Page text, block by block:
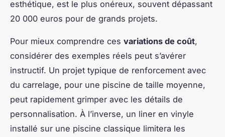
esthétique, est le plus onéreux, souvent dépassant
20 000 euros pour de grands projets.
Pour mieux comprendre ces variations de coût,
considérer des exemples réels peut s’avérer
instructif. Un projet typique de renforcement avec
du carrelage, pour une piscine de taille moyenne,
peut rapidement grimper avec les détails de
personnalisation. À l’inverse, un liner en vinyle
installé sur une piscine classique limitera les